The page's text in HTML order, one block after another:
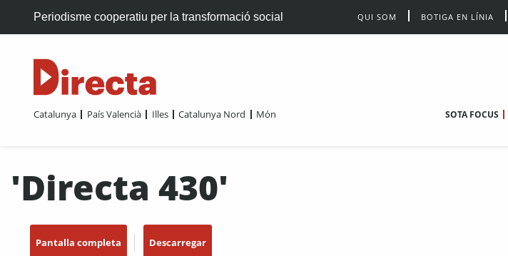
Periodisme cooperatiu per la transformació social QUI SOM BOTIGA EN LÍNIA
Catalunya País Valencià Illes Catalunya Nord Món SOTA FOCUS
'Directa 430'
Pantalla completa Descarregar